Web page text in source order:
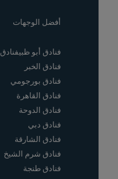
أفضل الوجهات
فنادق أبو ظبيفنادق
فنادق الخبر
فنادق بورجومي
فنادق القاهرة
فنادق الدوحة
فنادق دبي
فنادق الشارقة
فنادق شرم الشيخ
فنادق طنجة